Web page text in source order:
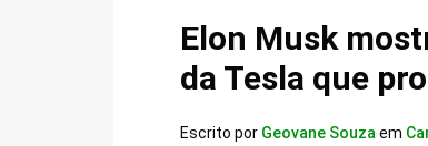
Elon Musk
da Tesla que
Escrito por Geovane Souza em